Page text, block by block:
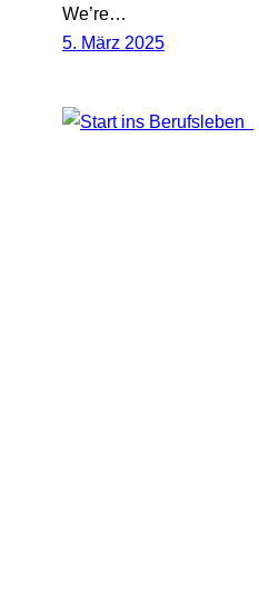
We’re…
5. März 2025